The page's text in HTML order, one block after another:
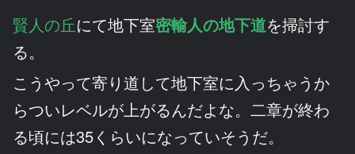
賢人の丘にて地下室密輸人の地下道を掃討す
る。
こうやって寄り道して地下室に入っちゃうか
らついレベルが上がるんだよな。二章が終わ
る頃には35くらいになっていそうだ。